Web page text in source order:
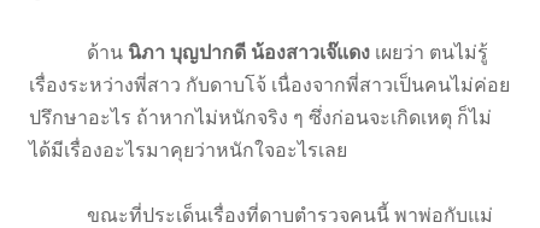
ด้าน นิภา บุญปากดี น้องสาวเจ๊แดง เผยว่า ตนไม่รู้
เรื่องระหว่างพี่สาว กับดาบโจ้ เนื่องจากพี่สาวเป็นคนไม่ค่อย
ปรึกษาอะไร ถ้าหากไม่หนักจริง ๆ ซึ่งก่อนจะเกิดเหตุ ก็ไม่
ได้มีเรื่องอะไรมาคุยว่าหนักใจอะไรเลย
ขณะที่ประเด็นเรื่องที่ดาบตำรวจคนนี้ พาพ่อกับแม่